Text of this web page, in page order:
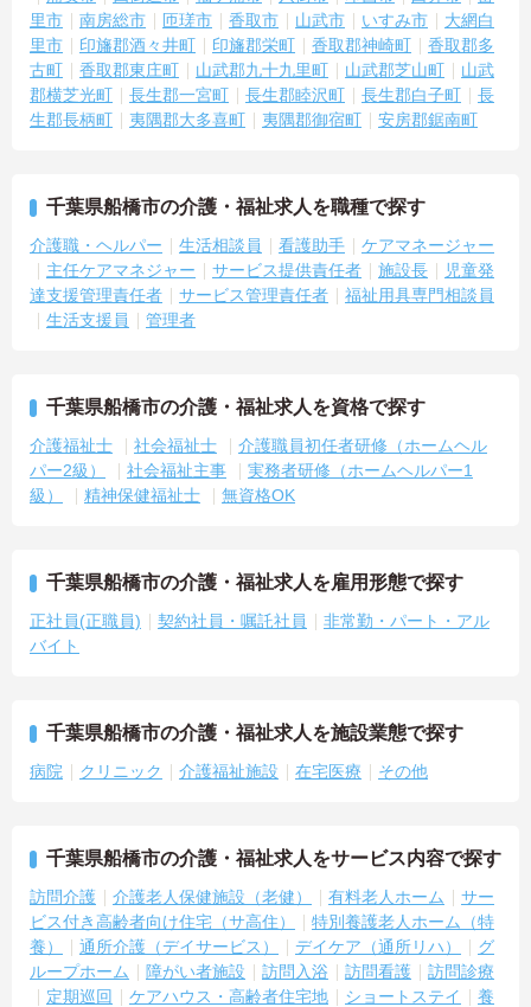
里市
南房総市 匝瑳市 香取市 山武市 いすみ市
大網白
里市
印旛郡酒々井町 印旛郡栄町 香取郡神崎町
香取郡多
古町
香取郡東庄町 山武郡九十九里町 山武郡芝山町
山武
郡横芝光町
長生郡一宮町 長生郡睦沢町 長生郡白子町
長
生郡長柄町
夷隅郡大多喜町 夷隅郡御宿町 安房郡鋸南町
千葉県船橋市の介護・福祉求人を職種で探す
介護職・ヘルパー 生活相談員 看護助手
ケアマネージャー
主任ケアマネジャー
サービス提供責任者 施設長
児童発
達支援管理責任者
サービス管理責任者
福祉用具専門相談員
生活支援員
管理者
千葉県船橋市の介護・福祉求人を資格で探す
介護福祉士 社会福祉士
介護職員初任者研修（ホームヘル
パー2級）
社会福祉主事
実務者研修（ホームヘルパー1
級）
精神保健福祉士 無資格OK
千葉県船橋市の介護・福祉求人を雇用形態で探す
正社員(正職員) 契約社員・嘱託社員
非常勤・パート・アル
バイト
千葉県船橋市の介護・福祉求人を施設業態で探す
病院 クリニック 介護福祉施設 在宅医療 その他
千葉県船橋市の介護・福祉求人をサービス内容で探す
訪問介護 介護老人保健施設（老健） 有料老人ホーム
サー
ビス付き高齢者向け住宅（サ高住）
特別養護老人ホーム（特
養）
通所介護（デイサービス） デイケア（通所リハ）
グ
ループホーム
障がい者施設 訪問入浴 訪問看護
訪問診療
定期巡回
ケアハウス・高齢者住宅地 ショートステイ
養